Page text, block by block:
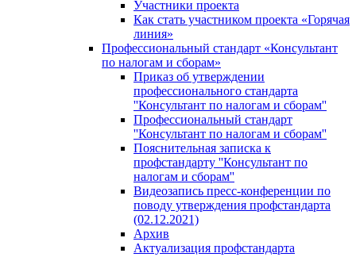
Участники проекта
Как стать участником проекта «Горячая
линия»
Профессиональный стандарт «Консультант
по налогам и сборам»
Приказ об утверждении
профессионального стандарта
''Консультант по налогам и сборам''
Профессиональный стандарт
''Консультант по налогам и сборам''
Пояснительная записка к
профстандарту ''Консультант по
налогам и сборам''
Видеозапись пресс-конференции по
поводу утверждения профстандарта
(02.12.2021)
Архив
Актуализация профстандарта